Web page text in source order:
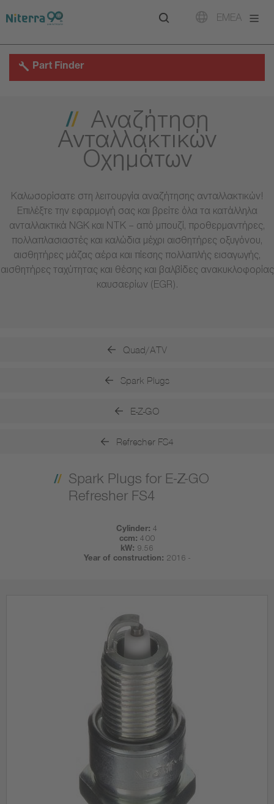
to
to
to
EMEA
Part Finder
Αναζήτηση
Ανταλλακτικών
Οχημάτων
Καλωσορίσατε στη λειτουργία αναζήτησης ανταλλακτικών!
Επιλέξτε την εφαρμογή σας και βρείτε όλα τα κατάλληλα
ανταλλακτικά NGK και NTK – από μπουζί, προθερμαντήρες,
πολλαπλασιαστές και καλώδια μέχρι αισθητήρες οξυγόνου,
αισθητήρες μάζας αέρα και πίεσης πολλαπλής εισαγωγής,
αισθητήρες ταχύτητας και θέσης και βαλβίδες ανακυκλοφορίας
καυσαερίων (EGR).
Quad/ATV
Spark Plugs
E-Z-GO
Refresher FS4
Spark Plugs for E-Z-GO
Refresher FS4
Cylinder: 4
ccm: 400
kW: 9.56
Year of construction: 2016 -